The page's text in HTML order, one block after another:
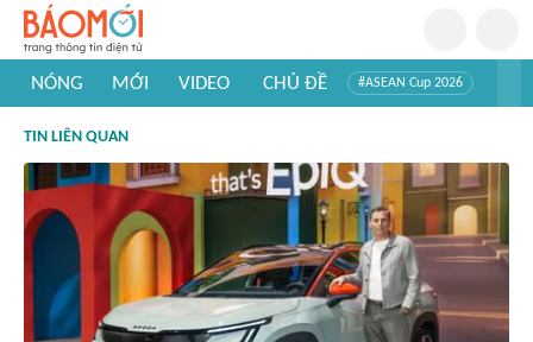
NÓNG MỚI VIDEO CHỦ ĐỀ #ASEAN Cup 2026
#Khám phá thế giới
TIN LIÊN QUAN